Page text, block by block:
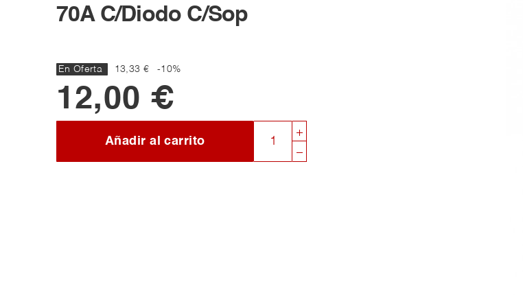
70A C/Diodo C/Sop
En Oferta 13,33 € -10%
12,00 €
Añadir al carrito